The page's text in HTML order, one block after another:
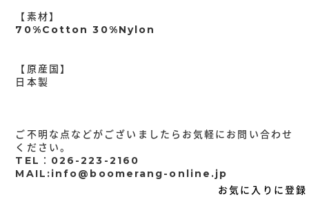
【素材】
70%Cotton 30%Nylon
【原産国】
日本製
ご不明な点などがございましたらお気軽にお問い合わせ
ください。
TEL：026-223-2160
MAIL:info@boomerang-online.jp
お気に入りに登録